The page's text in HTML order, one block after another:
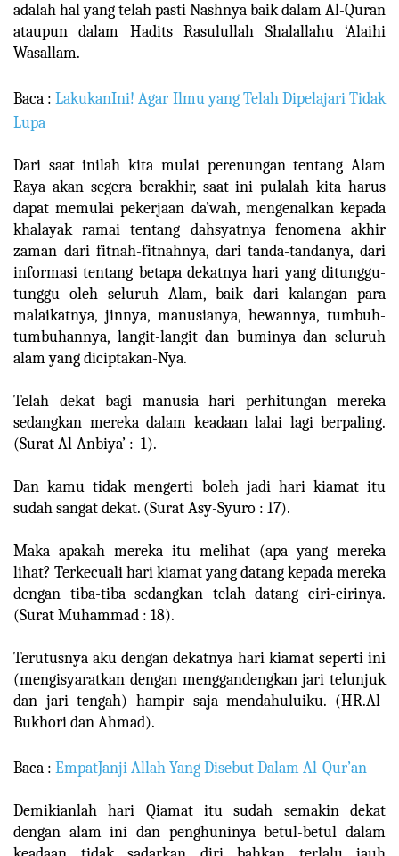
adalah hal yang telah pasti Nashnya baik dalam Al-Quran
ataupun dalam Hadits Rasulullah Shalallahu ‘Alaihi
Wasallam.
Baca :LakukanIni! Agar Ilmu yang Telah Dipelajari Tidak
Lupa
Dari saat inilah kita mulai perenungan tentang Alam
Raya akan segera berakhir, saat ini pulalah kita harus
dapat memulai pekerjaan da’wah, mengenalkan kepada
khalayak ramai tentang dahsyatnya fenomena akhir
zaman dari fitnah-fitnahnya, dari tanda-tandanya, dari
informasi tentang betapa dekatnya hari yang ditunggu-
tunggu oleh seluruh Alam, baik dari kalangan para
malaikatnya, jinnya, manusianya, hewannya, tumbuh-
tumbuhannya, langit-langit dan buminya dan seluruh
alam yang diciptakan-Nya.
Telah dekat bagi manusia hari perhitungan mereka
sedangkan mereka dalam keadaan lalai lagi berpaling.
(Surat Al-Anbiya’ : 1).
Dan kamu tidak mengerti boleh jadi hari kiamat itu
sudah sangat dekat. (Surat Asy-Syuro : 17).
Maka apakah mereka itu melihat (apa yang mereka
lihat? Terkecuali hari kiamat yang datang kepada mereka
dengan tiba-tiba sedangkan telah datang ciri-cirinya.
(Surat Muhammad : 18).
Terutusnya aku dengan dekatnya hari kiamat seperti ini
(mengisyaratkan dengan menggandengkan jari telunjuk
dan jari tengah) hampir saja mendahuluiku. (HR.Al-
Bukhori dan Ahmad).
Baca : EmpatJanji Allah Yang Disebut Dalam Al-Qur’an
Demikianlah hari Qiamat itu sudah semakin dekat
dengan alam ini dan penghuninya betul-betul dalam